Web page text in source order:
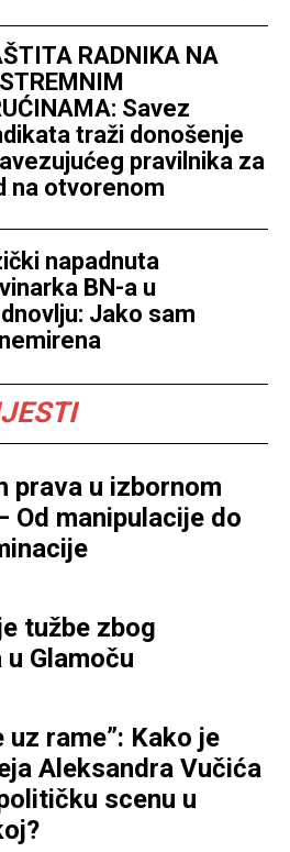
RADNIKA NA
Savez
traži donošenje
pravilnika za
na otvorenom
napadnuta
BN-a u
Jako sam
prava u izbornom
Od manipulacije do
tužbe zbog
Glamoču
rame”: Kako je
Aleksandra Vučića
scenu u